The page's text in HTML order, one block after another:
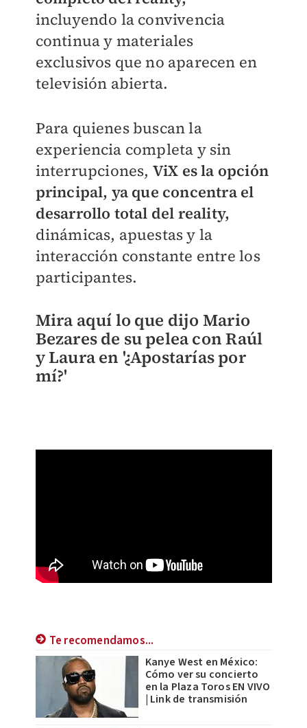
incluyendo la convivencia
continua y materiales
exclusivos que no aparecen en
televisión abierta.
Para quienes buscan la
experiencia completa y sin
interrupciones, ViX es la opción
principal, ya que concentra el
desarrollo total del reality,
dinámicas, apuestas y la
interacción constante entre los
participantes.
Mira aquí lo que dijo Mario
Bezares de su pelea con Raúl
y Laura en '¿Apostarías por
mí?'
Te recomendamos...
Kanye West en México:
Cómo ver su concierto
en la Plaza Toros EN VIVO
| Link de transmisión